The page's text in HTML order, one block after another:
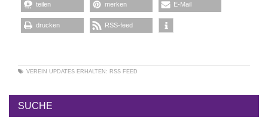
teilen merken E-Mail
drucken RSS-feed
VEREIN UPDATES ERHALTEN: RSS FEED
SUCHE